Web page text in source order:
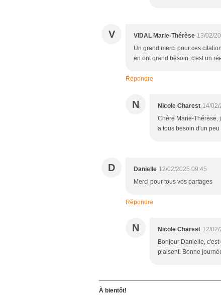
V VIDAL Marie-Thérèse 13/02/
Un grand merci pour ces
en ont grand besoin, c'est un
Répondre
N Nicole Charest 14/
Chère Marie-Thérèse,
a tous besoin d'un
D Danielle 12/02/2025 09:45
Merci pour tous vos partages
Répondre
N Nicole Charest 12/
Bonjour Danielle,
plaisent. Bonne
À bientôt!